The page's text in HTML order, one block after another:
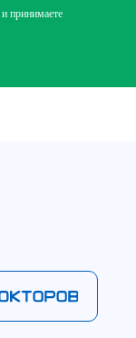
и принимаете